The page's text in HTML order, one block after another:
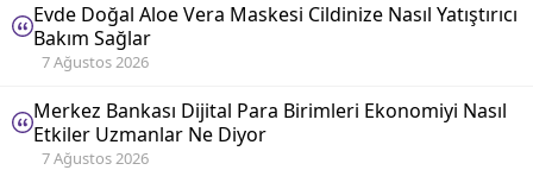
Evde Doğal Aloe Vera Maskesi Cildinize Nasıl Yatıştırıcı
Bakım Sağlar
7 Ağustos 2026
Merkez Bankası Dijital Para Birimleri Ekonomiyi Nasıl
Etkiler Uzmanlar Ne Diyor
7 Ağustos 2026